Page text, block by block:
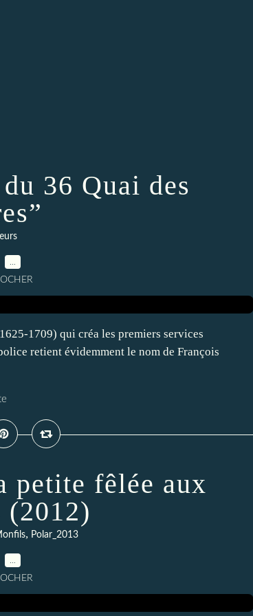
36 Quai des
1709) qui créa les premiers services
retient évidemment le nom de François
petite fêlée aux
(2012)
, Polar_2013